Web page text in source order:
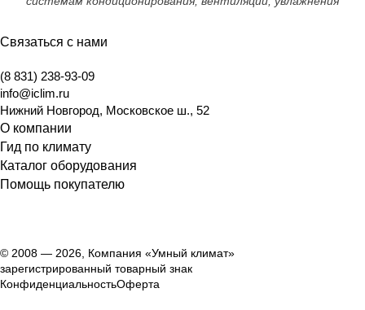
Связаться с нами
(8 831) 238-93-09
info@iclim.ru
Нижний Новгород, Московское ш., 52
О компании
Гид по климату
Каталог оборудования
Помощь покупателю
© 2008 — 2026, Компания «Умный климат»
зарегистрированный товарный знак
КонфиденциальностьОферта